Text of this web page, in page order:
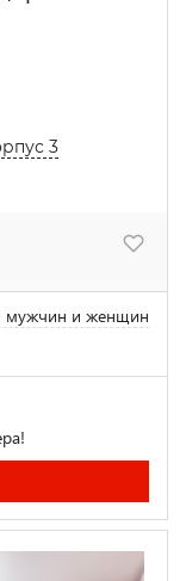
3
мужчин и женщин